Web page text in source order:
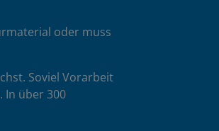
oder muss
Soviel Vorarbeit
In über 300